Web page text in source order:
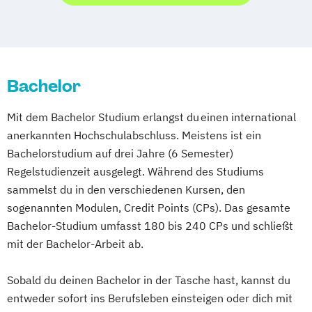
Cyber Security (DE/EN)
Digital Business Management
Digital Innovation and Intrapreneurship
(DE/EN)
Digital Product Management
Digital Transformation Management -
Gesundheitswesen
Digitale Betriebswirtschaftslehre
Digitale Transformation
E-Commerce Elektrotechnik
Engineering (DE/EN)
Pflegemanagement Psychologie
Bachelor
Mit dem Bachelor Studium erlangst du einen international
anerkannten Hochschulabschluss. Meistens ist ein
Bachelorstudium auf drei Jahre (6 Semester)
Regelstudienzeit ausgelegt. Während des Studiums
sammelst du in den verschiedenen Kursen, den
sogenannten Modulen, Credit Points (CPs). Das gesamte
Bachelor-Studium umfasst 180 bis 240 CPs und schließt
mit der Bachelor-Arbeit ab.
Sobald du deinen Bachelor in der Tasche hast, kannst du
entweder sofort ins Berufsleben einsteigen oder dich mit